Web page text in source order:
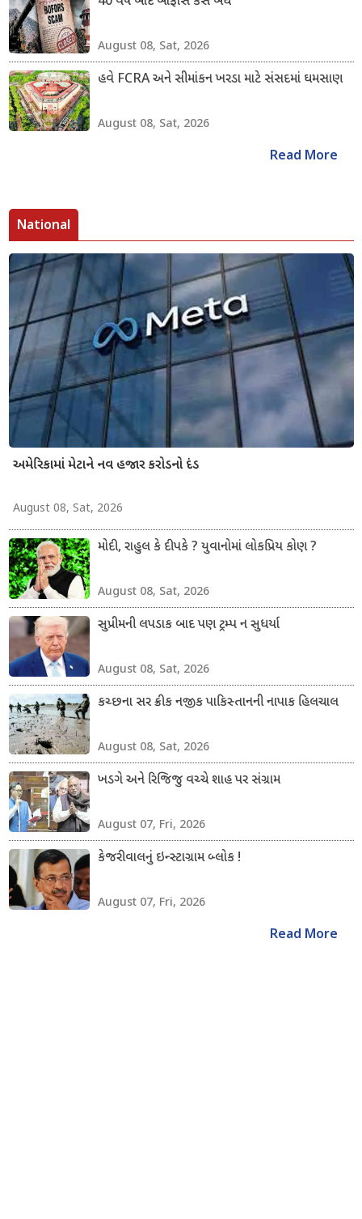
August 08, Sat, 2026
હવે FCRA અને સીમાંકન ખરડા માટે સંસદમાં ઘમસાણ
August 08, Sat, 2026
Read More
National
અમેરિકામાં મેટાને નવ હજાર કરોડનો દંડ
August 08, Sat, 2026
મોદી, રાહુલ કે દીપકે ? યુવાનોમાં લોકપ્રિય કોણ ?
August 08, Sat, 2026
સુપ્રીમની લપડાક બાદ પણ ટ્રમ્પ ન સુધર્યા
August 08, Sat, 2026
કચ્છના સર ક્રીક નજીક પાકિસ્તાનની નાપાક હિલચાલ
August 08, Sat, 2026
ખડગે અને રિજિજુ વચ્ચે શાહ પર સંગ્રામ
August 07, Fri, 2026
કેજરીવાલનું ઇન્સ્ટાગ્રામ બ્લોક !
August 07, Fri, 2026
Read More